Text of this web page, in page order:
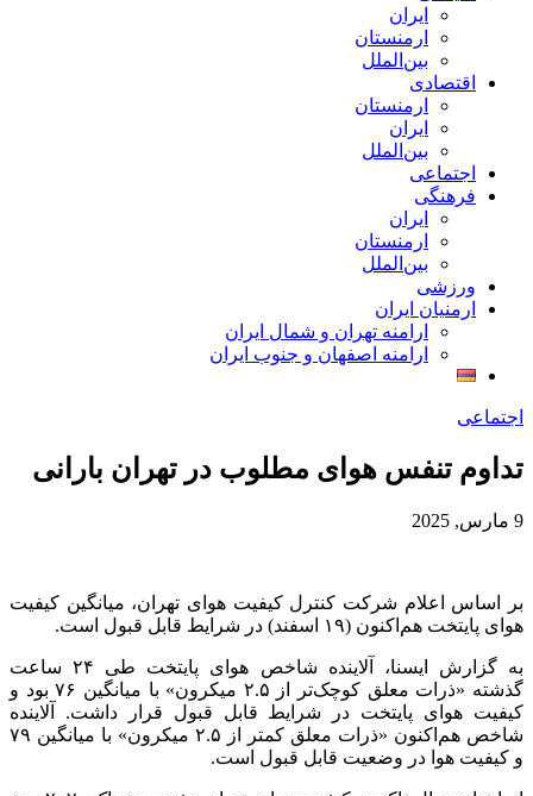
ایران
ارمنستان
بین‌الملل
اقتصادی
ارمنستان
ایران
بین‌الملل
اجتماعی
فرهنگی
ایران
ارمنستان
بین‌الملل
ورزشی
ارمنیان ایران
ارامنه تهران و شمال ایران
ارامنه اصفهان و جنوب ایران
اجتماعی
تداوم تنفس هوای مطلوب در تهران بارانی
9 مارس, 2025
بر اساس اعلام شرکت کنترل کیفیت هوای تهران، میانگین کیفیت
هوای پایتخت هم‌اکنون (۱۹ اسفند) در شرایط قابل قبول است.
به گزارش ایسنا، آلاینده شاخص هوای پایتخت طی ۲۴ ساعت
گذشته «ذرات معلق کوچک‌تر از ۲.۵ میکرون» با میانگین ۷۶ بود و
کیفیت هوای پایتخت در شرایط قابل قبول قرار داشت. آلاینده
شاخص هم‌اکنون «ذرات معلق کمتر از ۲.۵ میکرون» با میانگین ۷۹
و کیفیت هوا در وضعیت قابل قبول است.